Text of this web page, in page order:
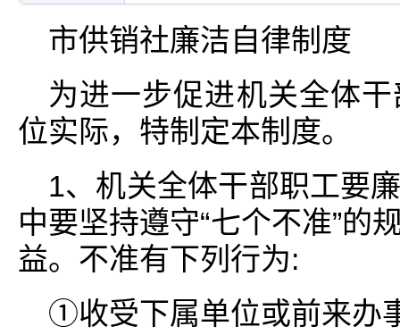
市供销社廉洁自律制度
为进一步促进机关全体
位实际，特制定本制度。
1、机关全体干部职工要
中要坚持遵守“七个不准”的
益。不准有下列行为:
①收受下属单位或前来办